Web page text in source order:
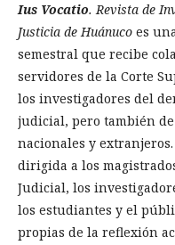
Ius Vocatio. Revista de
Justicia de Huánuco es
semestral que recibe
servidores de la Corte
los investigadores del
judicial, pero también
nacionales y
dirigida a los
Judicial, los
los estudiantes y el
propias de la reflexión